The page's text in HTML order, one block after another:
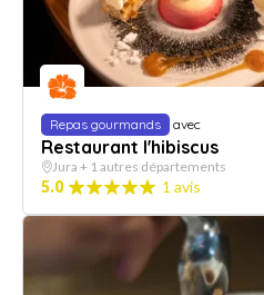
Repas gourmands avec
Restaurant l'hibiscus
Jura + 1 autres départements
5.0 1 avis